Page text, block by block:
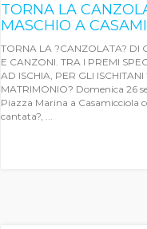
TORNA LA
MASCHIO A
TORNA LA ?CANZOLATA? DI
E CANZONI. TRA I PREMI
AD ISCHIA, PER GLI
MATRIMONIO? Domenica 26
Piazza Marina a Casamicciola
cantata?, ...